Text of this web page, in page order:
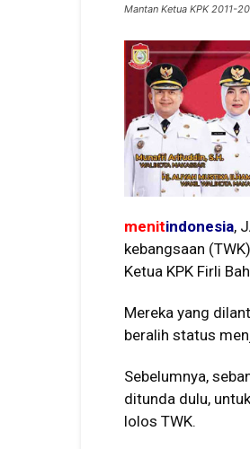
Mantan Ketua KPK 2011-
menitindonesia,
kebangsaan
Ketua KPK Firli
Mereka yang
beralih status
Sebelumnya,
ditunda dulu,
lolos TWK.